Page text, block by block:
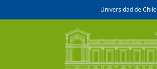
Universidad de Chile